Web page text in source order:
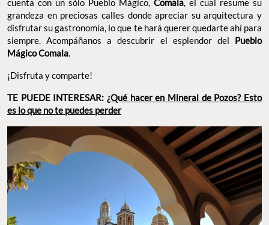
cuenta con un sólo Pueblo Mágico, Comala, el cual resume su
grandeza en preciosas calles donde apreciar su arquitectura y
disfrutar su gastronomía, lo que te hará querer quedarte ahí para
siempre. Acompáñanos a descubrir el esplendor del Pueblo
Mágico Comala.
¡Disfruta y comparte!
TE PUEDE INTERESAR: ¿Qué hacer en Mineral de Pozos? Esto
es lo que no te puedes perder